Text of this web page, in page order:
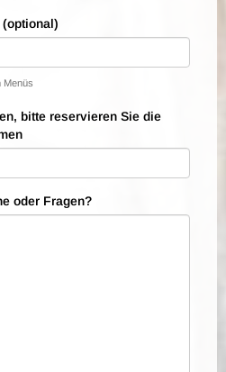
Menüs
bitte reservieren Sie die
oder Fragen?